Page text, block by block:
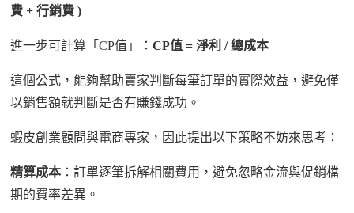
費 + 行銷費 )
進一步可計算「CP值」：CP值 = 淨利 /總成本
這個公式 ， 能夠幫助賣家判斷每筆訂單的實際效益，避免僅
以銷售額就判斷是否有賺錢成功。
蝦皮創業顧問與電商專家 ，因此提出以下策略不妨來思考 ：
精算成本 ：訂單逐筆拆解相關費用，避免忽略金流與促銷檔
期的費率差異。